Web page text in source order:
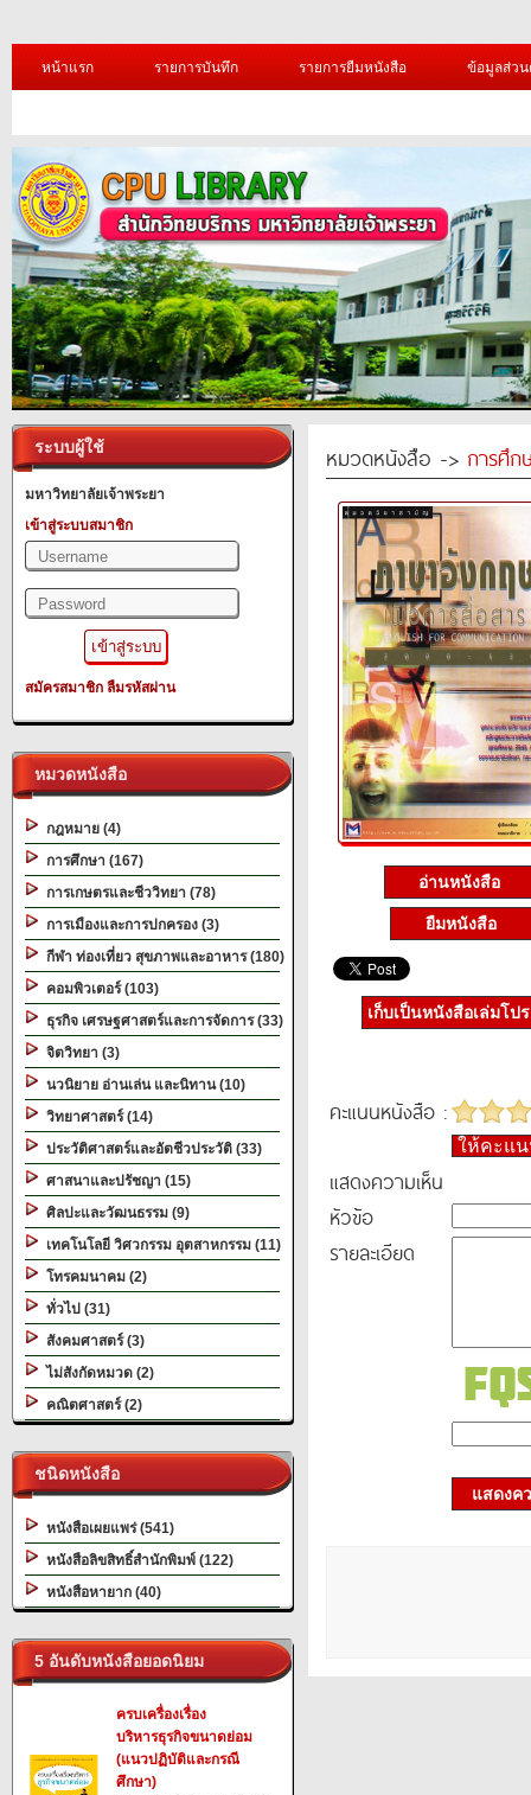
หน้าแรก รายการบันทึก รายการยืมหนังสือ ข้อมูลส่ว
ระบบผู้ใช้
มหาวิทยาลัยเจ้าพระยา
เข้าสู่ระบบสมาชิก
สมัครสมาชิก ลืมรหัสผ่าน
หมวดหนังสือ
กฎหมาย (4)
การศึกษา (167)
การเกษตรและชีววิทยา (78)
การเมืองและการปกครอง (3)
กีฬา ท่องเที่ยว สุขภาพและอาหาร (180)
คอมพิวเตอร์ (103)
ธุรกิจ เศรษฐศาสตร์และการจัดการ (33)
จิตวิทยา (3)
นวนิยาย อ่านเล่น และนิทาน (10)
วิทยาศาสตร์ (14)
ประวัติศาสตร์และอัตชีวประวัติ (33)
ศาสนาและปรัชญา (15)
ศิลปะและวัฒนธรรม (9)
เทคโนโลยี วิศวกรรม อุตสาหกรรม (11)
โทรคมนาคม (2)
ทั่วไป (31)
สังคมศาสตร์ (3)
ไม่สังกัดหมวด (2)
คณิตศาสตร์ (2)
ชนิดหนังสือ
หนังสือเผยแพร่ (541)
หนังสือลิขสิทธิ์สำนักพิมพ์ (122)
หนังสือหายาก (40)
5 อันดับหนังสือยอดนิยม
ครบเครื่องเรื่อง
บริหารธุรกิจขนาดย่อม
(แนวปฏิบัติและกรณี
ศึกษา)
หมวดหนังสือ -> การศึก
อ่านหนังสือ
ยืมหนังสือ
เก็บเป็นหนังสือเล่มโป
คะแนนหนังสือ :
ให้คะแ
แสดงความเห็น
หัวข้อ
รายละเอียด
แสดงค